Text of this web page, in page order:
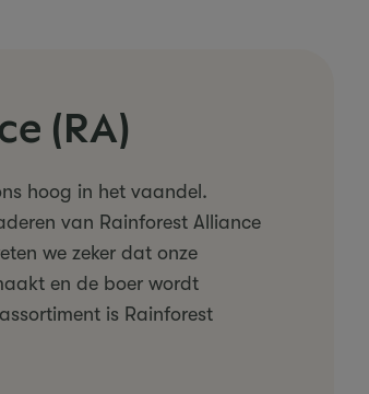
(RA)
hoog in het vaandel.
van Rainforest Alliance
we zeker dat onze
en de boer wordt
is Rainforest